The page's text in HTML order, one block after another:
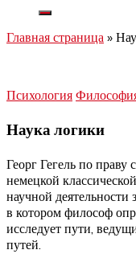
Главная страница »
Психология
Наука логики
Георг Гегель по
немецкой
научной деятельности
в котором философ
исследует пути,
путей.